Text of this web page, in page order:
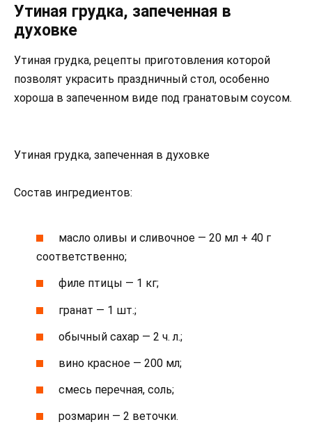
Утиная грудка, запеченная в
духовке
Утиная грудка, рецепты приготовления которой
позволят украсить праздничный стол, особенно
хороша в запеченном виде под гранатовым соусом.
Утиная грудка, запеченная в духовке
Состав ингредиентов:
масло оливы и сливочное — 20 мл + 40 г
соответственно;
филе птицы — 1 кг;
гранат — 1 шт.;
обычный сахар — 2 ч. л.;
вино красное — 200 мл;
смесь перечная, соль;
розмарин — 2 веточки.